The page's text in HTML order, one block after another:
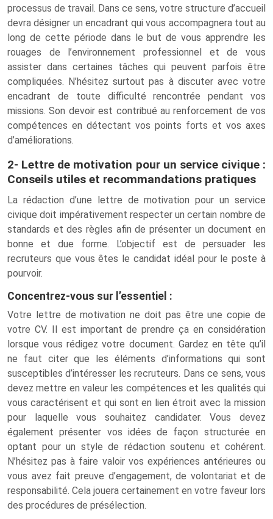
processus de travail. Dans ce sens, votre structure d’accueil
devra désigner un encadrant qui vous accompagnera tout au
long de cette période dans le but de vous apprendre les
rouages de l’environnement professionnel et de vous
assister dans certaines tâches qui peuvent parfois être
compliquées. N’hésitez surtout pas à discuter avec votre
encadrant de toute difficulté rencontrée pendant vos
missions. Son devoir est contribué au renforcement de vos
compétences en détectant vos points forts et vos axes
d’améliorations.
2- Lettre de motivation pour un service civique :
Conseils utiles et recommandations pratiques
La rédaction d’une lettre de motivation pour un service
civique doit impérativement respecter un certain nombre de
standards et des règles afin de présenter un document en
bonne et due forme. L’objectif est de persuader les
recruteurs que vous êtes le candidat idéal pour le poste à
pourvoir.
Concentrez-vous sur l’essentiel :
Votre lettre de motivation ne doit pas être une copie de
votre CV. Il est important de prendre ça en considération
lorsque vous rédigez votre document. Gardez en tête qu’il
ne faut citer que les éléments d’informations qui sont
susceptibles d’intéresser les recruteurs. Dans ce sens, vous
devez mettre en valeur les compétences et les qualités qui
vous caractérisent et qui sont en lien étroit avec la mission
pour laquelle vous souhaitez candidater. Vous devez
également présenter vos idées de façon structurée en
optant pour un style de rédaction soutenu et cohérent.
N’hésitez pas à faire valoir vos expériences antérieures ou
vous avez fait preuve d’engagement, de volontariat et de
responsabilité. Cela jouera certainement en votre faveur lors
des procédures de présélection.